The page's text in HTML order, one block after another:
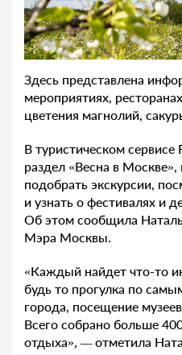
Здесь представлена
мероприятиях,
цветения магнолий,
В туристическом сервисе
раздел «Весна в
подобрать экскурсии,
и узнать о фестивалях и
Об этом сообщила
Мэра Москвы.
«Каждый найдет что-то
будь то прогулка по
города, посещение
Всего собрано больше
отдыха», —отметила